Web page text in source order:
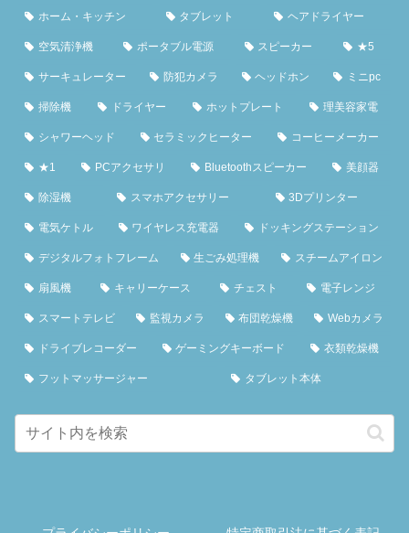
ホーム・キッチン タブレット ヘアドライヤー
空気清浄機 ポータブル電源 スピーカー ★5
サーキュレーター 防犯カメラ ヘッドホン ミニpc
掃除機 ドライヤー ホットプレート 理美容家電
シャワーヘッド セラミックヒーター コーヒーメーカー
★1 PCアクセサリ Bluetoothスピーカー 美顔器
除湿機 スマホアクセサリー 3Dプリンター
電気ケトル ワイヤレス充電器 ドッキングステーション
デジタルフォトフレーム 生ごみ処理機 スチームアイロン
扇風機 キャリーケース チェスト 電子レンジ
スマートテレビ 監視カメラ 布団乾燥機 Webカメラ
ドライブレコーダー ゲーミングキーボード 衣類乾燥機
フットマッサージャー タブレット本体